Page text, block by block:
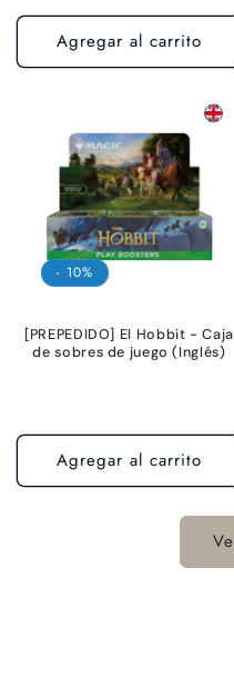
Agregar al carrito
- 10%
[PREPEDIDO] El Hobbit - Caja
de sobres de juego (Inglés)
Agregar al carrito